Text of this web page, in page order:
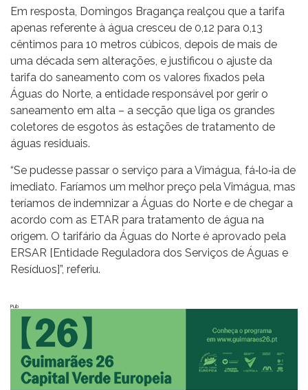
Em resposta, Domingos Bragança realçou que a tarifa
apenas referente à água cresceu de 0,12 para 0,13
cêntimos para 10 metros cúbicos, depois de mais de
uma década sem alterações, e justificou o ajuste da
tarifa do saneamento com os valores fixados pela
Águas do Norte, a entidade responsável por gerir o
saneamento em alta – a secção que liga os grandes
coletores de esgotos às estações de tratamento de
águas residuais.
“Se pudesse passar o serviço para a Vimágua, fá‐lo‐ia de
imediato. Faríamos um melhor preço pela Vimágua, mas
teríamos de indemnizar a Águas do Norte e de chegar a
acordo com as ETAR para tratamento de água na
origem. O tarifário da Águas do Norte é aprovado pela
ERSAR [Entidade Reguladora dos Serviços de Águas e
Resíduos]”, referiu.
Pub